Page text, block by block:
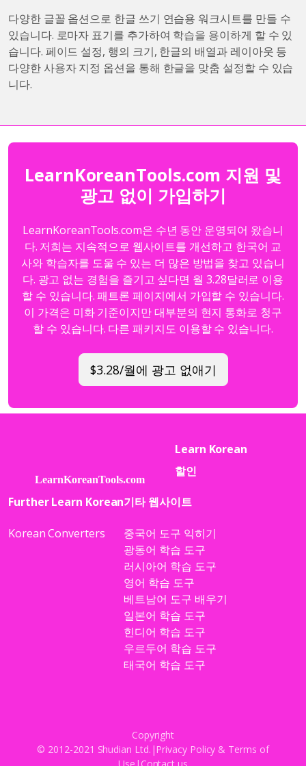
다양한 글꼴 옵션으로 한글 쓰기 연습용 워크시트를 만들 수
있습니다. 로마자 표기를 추가하여 학습을 용이하게 할 수 있
습니다. 페이드 설정, 행의 크기, 한글의 배열과 레이아웃 등
다양한 사용자 지정 옵션을 통해 한글을 맞춤 설정할 수 있습
니다.
LearnKoreanTools.com 지원 및
광고 없이 가입하기
LearnKoreanTools.com은 수년 동안 운영되어 왔습니
다. 저희는 지속적으로 웹사이트를 개선하고 한국어 교
사와 학습자를 도울 수 있는 더 많은 방법을 찾고 있습니
다. 광고 없는 경험을 즐기고 싶다면 월 3.28달러로 이용
할 수 있습니다. 패트론 페이지에서 가입할 수 있습니다.
이 가격은 미화 기준이지만 대부분의 현지 통화로 청구
할 수 있습니다. 다른 패키지도 이용할 수 있습니다.
$3.28/월에 광고 없애기
Learn Korean
할인
Further Learn Korean
Korean Converters
기타 웹사이트
중국어 도구 익히기
광동어 학습 도구
러시아어 학습 도구
영어 학습 도구
베트남어 도구 배우기
일본어 학습 도구
힌디어 학습 도구
우르두어 학습 도구
태국어 학습 도구
Copyright
© 2012-2021 Shudian Ltd.|Privacy Policy & Terms of